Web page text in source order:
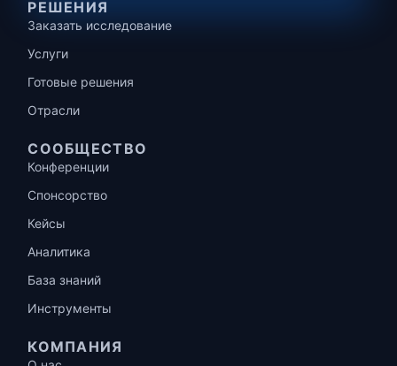
РЕШЕНИЯ
Заказать исследование
Услуги
Готовые решения
Отрасли
СООБЩЕСТВО
Конференции
Спонсорство
Кейсы
Аналитика
База знаний
Инструменты
КОМПАНИЯ